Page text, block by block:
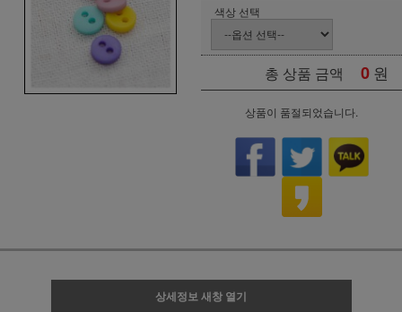
색상 선택
총 상품 금액 0 원
상품이 품절되었습니다.
상세정보 새창 열기